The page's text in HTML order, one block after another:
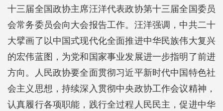
十三届全国政协主席汪洋代表政协第十三届全国委员
会常务委员会向大会报告工作。汪洋强调，中共二十
大擘画了以中国式现代化全面推进中华民族伟大复兴
的宏伟蓝图，为党和国家事业发展进一步指明了前进
方向。人民政协要全面贯彻习近平新时代中国特色社
会主义思想，持续深入贯彻中央政协工作会议精神，
认真履行各项职能，践行全过程人民民主，促进中华